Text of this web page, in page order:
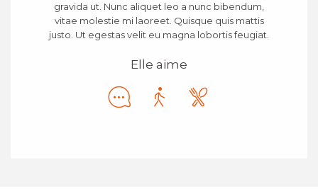
gravida ut. Nunc aliquet leo a nunc bibendum,
vitae molestie mi laoreet. Quisque quis mattis
justo. Ut egestas velit eu magna lobortis feugiat.
Elle aime